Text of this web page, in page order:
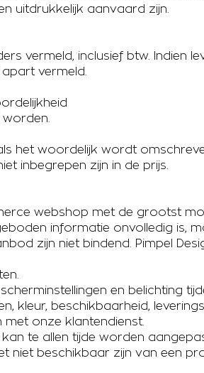
uitdrukkelijk aanvaard zijn.
vermeld, inclusief btw. Indien
vermeld.
het woordelijk wordt
inbegrepen zijn in de prijs.
webshop met de grootst
informatie onvolledig is,
zijn niet bindend. Pimpel
en belichting
kleur, beschikbaarheid,
onze klantendienst.
te allen tijde worden
niet beschikbaar zijn van een